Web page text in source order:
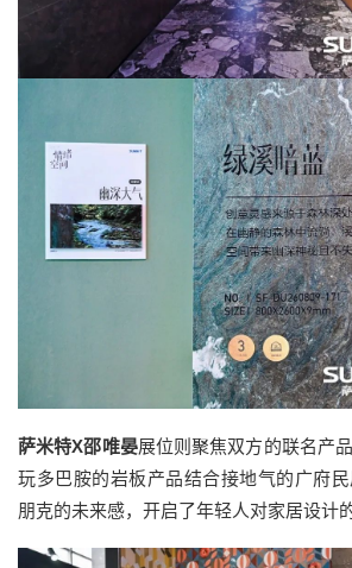
萨米特X邵唯晏展位则聚焦双方的联名产
玩多巴胺的岩板产品结合接地气的广府
朋克的未来感，开启了年轻人对家居设计